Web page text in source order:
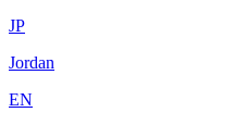
JP
Jordan
EN